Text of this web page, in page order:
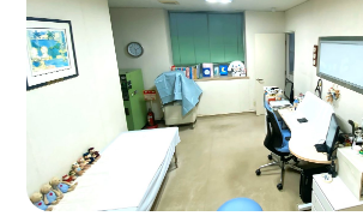
お気軽にご相談くだ
Web予約はこちら →
☎043-486-0200